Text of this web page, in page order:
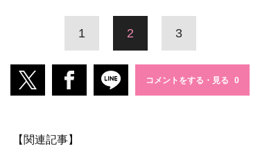
1 2 3
コメントをする・見る
【関連記事】